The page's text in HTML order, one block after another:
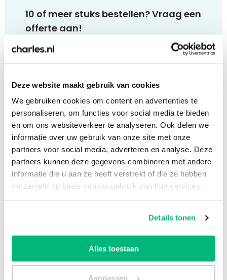
Deze website maakt gebruik van cookies
We gebruiken cookies om content en advertenties te
personaliseren, om functies voor social media te bieden
en om ons websiteverkeer te analyseren. Ook delen we
informatie over uw gebruik van onze site met onze
partners voor social media, adverteren en analyse. Deze
partners kunnen deze gegevens combineren met andere
informatie die u aan ze heeft verstrekt of die ze hebben
verzameld op basis van uw gebruik van hun services.
Details tonen
Alles toestaan
Aanpassen
10 of meer stuks bestellen? Vraag een
offerte aan!
Bij 10 of meer stuks kunnen wij een voorstel op
probleem. Klik op de onderstaande link, vul het
formulier in en ontvang op werkdagenbinnen 1
uureen passende offerte!
Offerte aanvragen